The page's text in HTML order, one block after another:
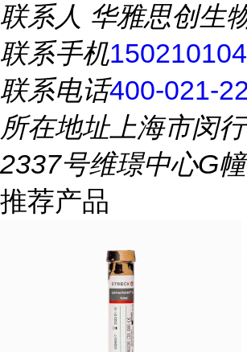
联系人 华雅思创生
联系手机
联系电话400-021-
所在地址上海市闵
2337号维璟中心G
推荐产品